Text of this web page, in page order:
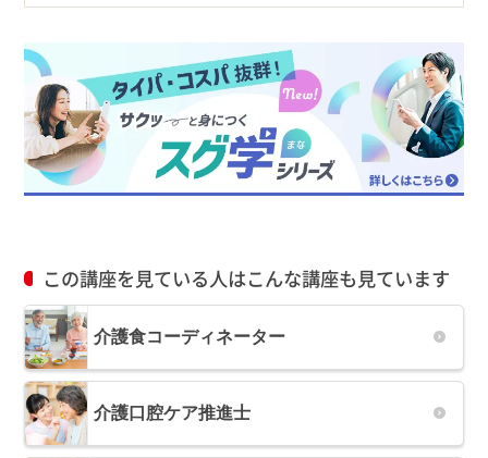
この講座を見ている人はこんな講座も見ています
介護食コーディネーター
介護口腔ケア推進士